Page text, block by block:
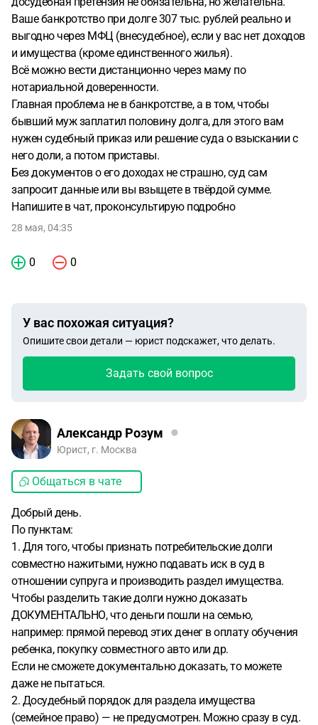
публикации, вознаграждение финансовому
управляющему)?5. Можно ли вести дело дистанционно,
через представителя (маму), так как я нахожусь в Китае?
Дополнительно:Бывший муж живёт в России легально, но
данных о его доходах у меня нет. Я не буду ничего
скрывать, но прошу вас не требовать от меня
документов, которых у меня нет (например, справки о его
доходах).Буду благодарна за чёткий план действий и
примерную смету расходов. Готова к дистанционной
консультации.
Ваше банкротство при долге 307 тыс. рублей реально и
выгодно через МФЦ (внесудебное), если у вас нет доходов
и имущества (кроме единственного жилья).
Всё можно вести дистанционно через маму по
нотариальной доверенности.
Главная проблема не в банкротстве, а в том, чтобы
бывший муж заплатил половину долга, для этого вам
нужен судебный приказ или решение суда о взыскании с
него доли, а потом приставы.
Без документов о его доходах не страшно, суд сам
запросит данные или вы взыщете в твёрдой сумме.
Напишите в чат, проконсультирую подробно
28 мая, 04:35
0 0
У вас похожая ситуация?
Опишите свои детали — юрист подскажет, что делать.
Задать свой вопрос
Александр Розум
Юрист, г. Москва
Общаться в чате
Добрый день.
По пунктам:
1. Для того, чтобы признать потребительские долги
совместно нажитыми, нужно подавать иск в суд в
отношении супруга и производить раздел имущества.
Чтобы разделить такие долги нужно доказать
ДОКУМЕНТАЛЬНО, что деньги пошли на семью,
например: прямой перевод этих денег в оплату обучения
ребенка, покупку совместного авто или др.
Если не сможете документально доказать, то можете
даже не пытаться.
2. Досудебный порядок для раздела имущества
(семейное право) — не предусмотрен. Можно сразу в суд.